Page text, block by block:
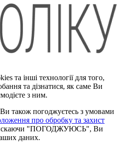
та інші технології для того,
та дізнатися, як саме Ви
з ним.
також погоджуєтесь з умовами
про обробку та захист
"ПОГОДЖУЮСЬ", Ви
даних.